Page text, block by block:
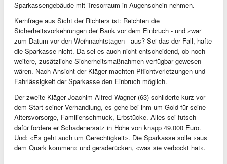
Sparkassengebäude mit Tresorraum in Augenschein nehmen.
Kernfrage aus Sicht der Richters ist: Reichten die
Sicherheitsvorkehrungen der Bank vor dem Einbruch - und zwar
zum Datum vor den Weihnachtstagen - aus? Sei das der Fall, hafte
die Sparkasse nicht. Da sei es auch nicht entscheidend, ob noch
weitere, zusätzliche Sicherheitsmaßnahmen verfügbar gewesen
wären. Nach Ansicht der Kläger machten Pflichtverletzungen und
Fahrlässigkeit der Sparkasse den Einbruch möglich.
Der zweite Kläger Joachim Alfred Wagner (63) schilderte kurz vor
dem Start seiner Verhandlung, es gehe bei ihm um Gold für seine
Altersvorsorge, Familienschmuck, Erbstücke. Alles sei futsch -
dafür fordere er Schadenersatz in Höhe von knapp 49.000 Euro.
Und: «Es geht auch um Gerechtigkeit». Die Sparkasse solle «aus
dem Quark kommen» und geraderücken, «was sie verbockt hat».